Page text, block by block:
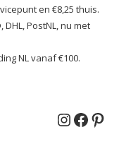
en €8,25 thuis.
PostNL, nu met
NL vanaf €100.